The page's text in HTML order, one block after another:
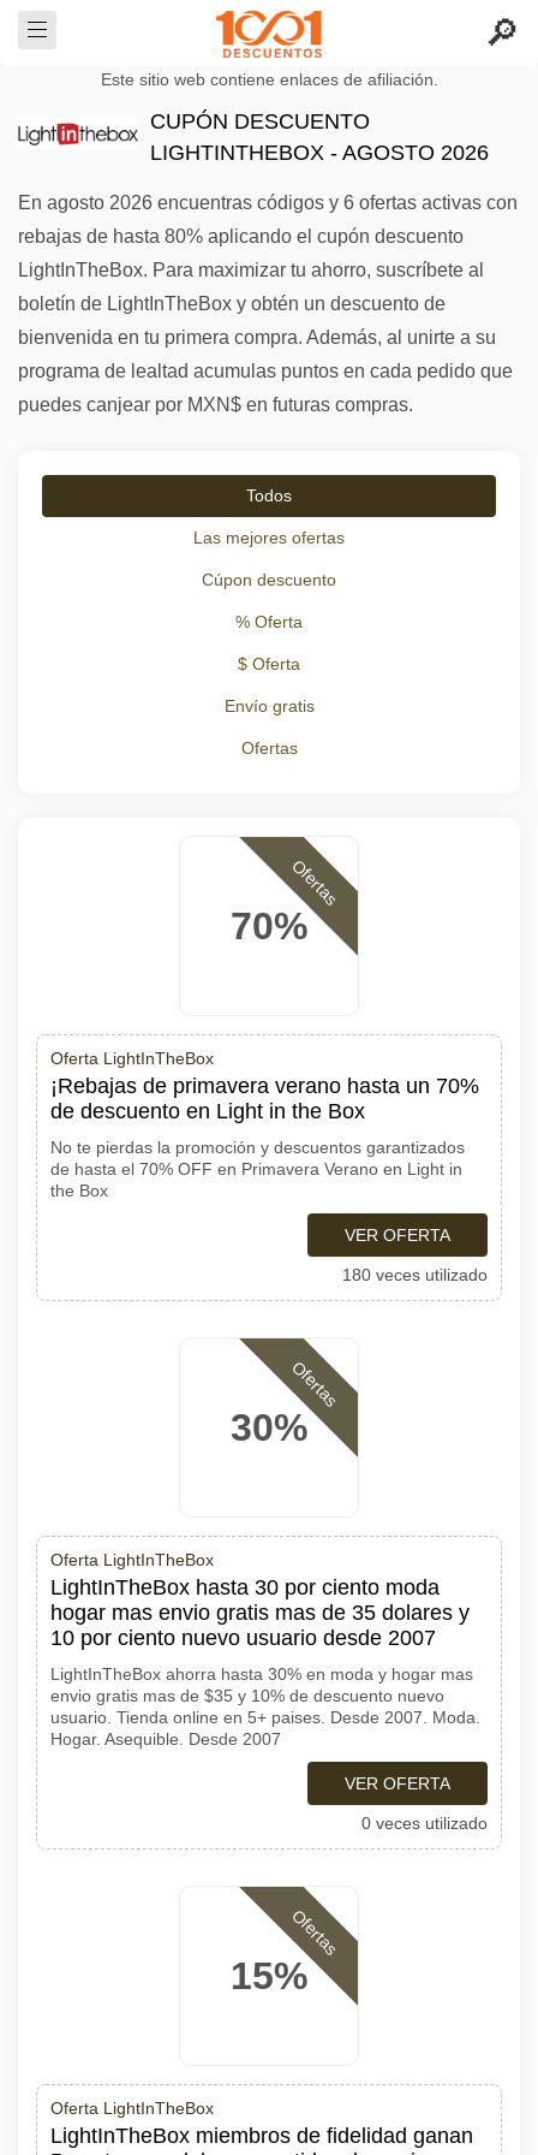
Este sitio web contiene enlaces de afiliación.
CUPÓN DESCUENTO
LIGHTINTHEBOX - AGOSTO 2026
En agosto 2026 encuentras códigos y 6 ofertas activas con
rebajas de hasta 80% aplicando el cupón descuento
LightInTheBox. Para maximizar tu ahorro, suscríbete al
boletín de LightInTheBox y obtén un descuento de
bienvenida en tu primera compra. Además, al unirte a su
programa de lealtad acumulas puntos en cada pedido que
puedes canjear por MXN$ en futuras compras.
Todos
Las mejores ofertas
Cúpon descuento
% Oferta
$ Oferta
Envío gratis
Ofertas
70%
Ofertas
Oferta LightInTheBox
¡Rebajas de primavera verano hasta un 70%
de descuento en Light in the Box
No te pierdas la promoción y descuentos garantizados
de hasta el 70% OFF en Primavera Verano en Light in
the Box
VER OFERTA
180 veces utilizado
30%
Ofertas
Oferta LightInTheBox
LightInTheBox hasta 30 por ciento moda
hogar mas envio gratis mas de 35 dolares y
10 por ciento nuevo usuario desde 2007
LightInTheBox ahorra hasta 30% en moda y hogar mas
envio gratis mas de $35 y 10% de descuento nuevo
usuario. Tienda online en 5+ paises. Desde 2007. Moda.
Hogar. Asequible. Desde 2007
VER OFERTA
0 veces utilizado
15%
Ofertas
Oferta LightInTheBox
LightInTheBox miembros de fidelidad ganan